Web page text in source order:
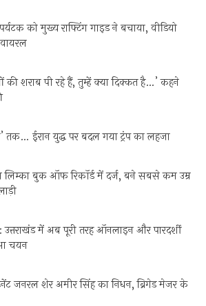
को मुख्य राफ्टिंग गाइड ने बचाया, वीडियो
वायरल
शराब पी रहे हैं, तुम्हें क्या दिक्कत है…’ कहने
तक… ईरान युद्ध पर बदल गया ट्रंप का लहजा
लिम्का बुक ऑफ रिकॉर्ड में दर्ज, बने सबसे कम उम्र
में अब पूरी तरह ऑनलाइन और पारदर्शी
चयन
जनरल शेर अमीर सिंह का निधन, ब्रिगेड मेजर के